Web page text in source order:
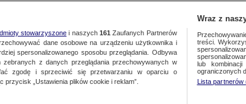
stowarzyszonei naszych 161 Zaufanych Partnerów
dane osobowe na urządzeniu użytkownika i
spersonalizowanego sposobu przeglądania. Odbywa
z danych przeglądania przechowywanych w
zgodę i sprzeciwić się przetwarzaniu w oparciu o
„Ustawienia plików cookie i reklam”.
Wraz z
treści.
lub
ograniczonych
Lista partnerów